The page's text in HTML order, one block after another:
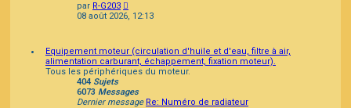
par R-G203
le
dernier
08 août 2026, 12:13
Equipement moteur (circulation d'huile et d'eau, filtre à air,
alimentation carburant, échappement, fixation moteur).
Tous les périphériques du moteur.
404 Sujets
6073 Messages
Dernier message Re: Numéro de radiateur